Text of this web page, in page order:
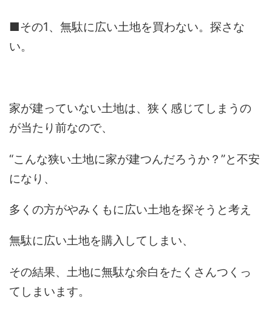
■その1、無駄に広い土地を買わない。探さな
い。
家が建っていない土地は、狭く感じてしまうの
が当たり前なので、
“こんな狭い土地に家が建つんだろうか？”と不安
になり、
多くの方がやみくもに広い土地を探そうと考え
無駄に広い土地を購入してしまい、
その結果、土地に無駄な余白をたくさんつくっ
てしまいます。